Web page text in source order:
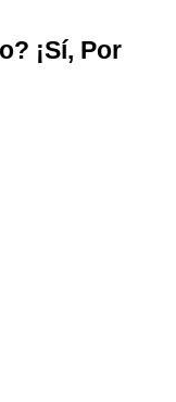
¡Sí, Por